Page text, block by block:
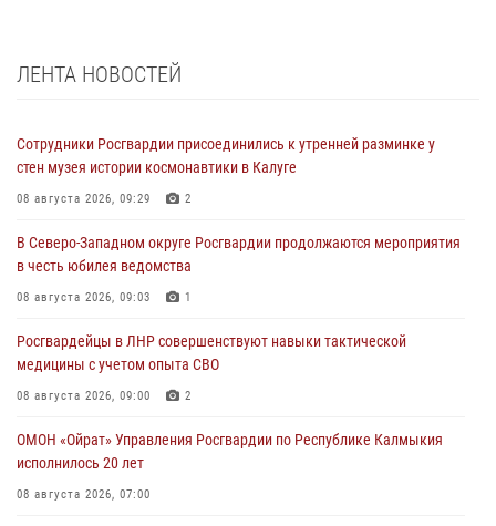
ЛЕНТА НОВОСТЕЙ
Сотрудники Росгвардии присоединились к утренней разминке у
стен музея истории космонавтики в Калуге
08 августа 2026, 09:29 2
В Северо-Западном округе Росгвардии продолжаются мероприятия
в честь юбилея ведомства
08 августа 2026, 09:03 1
Росгвардейцы в ЛНР совершенствуют навыки тактической
медицины с учетом опыта СВО
08 августа 2026, 09:00 2
ОМОН «Ойрат» Управления Росгвардии по Республике Калмыкия
исполнилось 20 лет
08 августа 2026, 07:00